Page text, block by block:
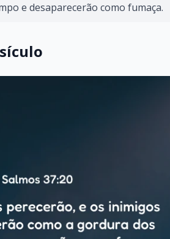
e desaparecerão como fumaça.